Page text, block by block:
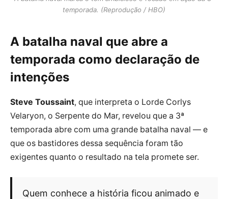
temporada. (Reprodução / HBO)
A batalha naval que abre a
temporada como declaração de
intenções
Steve Toussaint, que interpreta o Lorde Corlys
Velaryon, o Serpente do Mar, revelou que a 3ª
temporada abre com uma grande batalha naval — e
que os bastidores dessa sequência foram tão
exigentes quanto o resultado na tela promete ser.
Quem conhece a história ficou animado e